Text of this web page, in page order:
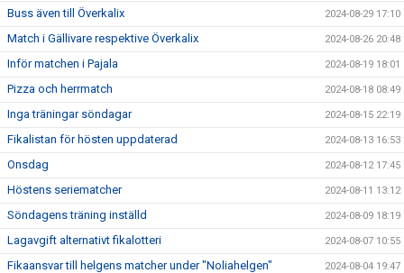
Buss även till Överkalix 2024-08-29 17:10
Match i Gällivare respektive Överkalix 2024-08-26 20:48
Inför matchen i Pajala 2024-08-19 18:01
Pizza och herrmatch 2024-08-18 08:49
Inga träningar söndagar 2024-08-15 22:19
Fikalistan för hösten uppdaterad 2024-08-13 16:53
Onsdag 2024-08-12 17:45
Höstens seriematcher 2024-08-11 13:12
Söndagens träning inställd 2024-08-09 18:19
Lagavgift alternativt fikalotteri 2024-08-07 10:55
Fikaansvar till helgens matcher under "Noliahelgen" 2024-08-04 19:47